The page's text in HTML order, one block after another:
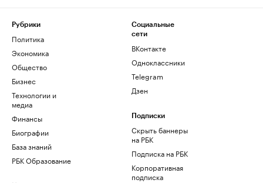
Рубрики
Политика
Экономика
Общество
Бизнес
Технологии и
медиа
Финансы
Биографии
База знаний
РБК Образование
Социальные
сети
ВКонтакте
Одноклассники
Telegram
Дзен
Подписки
Скрыть баннеры
на РБК
Подписка на РБК
Корпоративная
подписка